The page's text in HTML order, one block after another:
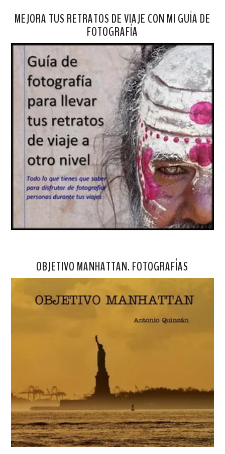
MEJORA TUS RETRATOS DE VIAJE CON MI GUÍA DE
FOTOGRAFÍA
OBJETIVO MANHATTAN. FOTOGRAFÍAS